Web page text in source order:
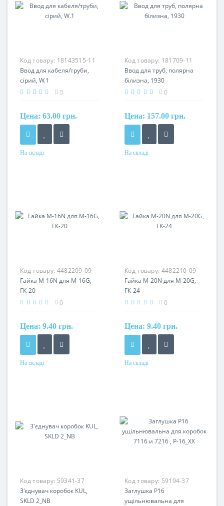
Код товару: 18143515-11
Ввод для кабеля/труби,
сірий, W.1
0
Цена: 63.00 грн.
На складі
Код товару: 181709-11
Ввод для труб, полярна
білизна, 1930
0
Цена: 157.00 грн.
На складі
Код товару: 4482209-09
Гайка M-16N для M-16G,
ГК-20
0
Цена: 9.40 грн.
На складі
Код товару: 4482210-09
Гайка M-20N для M-20G,
ГК-24
0
Цена: 9.40 грн.
На складі
Код товару: 59341-37
З'єднувач коробок KUL,
SKLD 2_NB
Код товару: 59194-37
Заглушка P16
ущільнювальна для